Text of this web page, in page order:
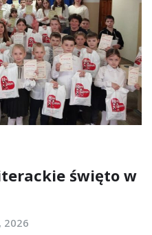
święto w
2026